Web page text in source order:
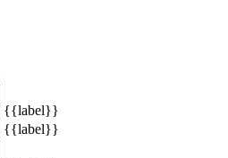
{{label}}
{{label}}